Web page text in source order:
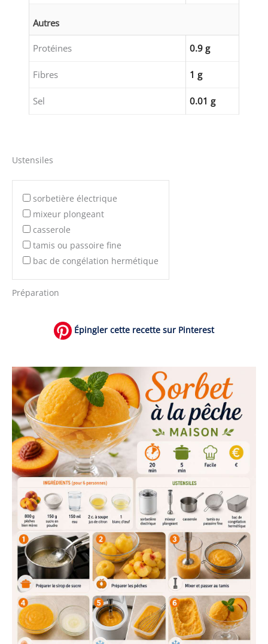
Autres
Protéines 0.9 g
Fibres 1 g
Sel 0.01 g
Ustensiles
sorbetière électrique
mixeur plongeant
casserole
tamis ou passoire fine
bac de congélation hermétique
Préparation
Épingler cette recette sur Pinterest